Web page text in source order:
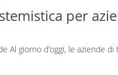
per
Al giorno d’oggi, le aziende